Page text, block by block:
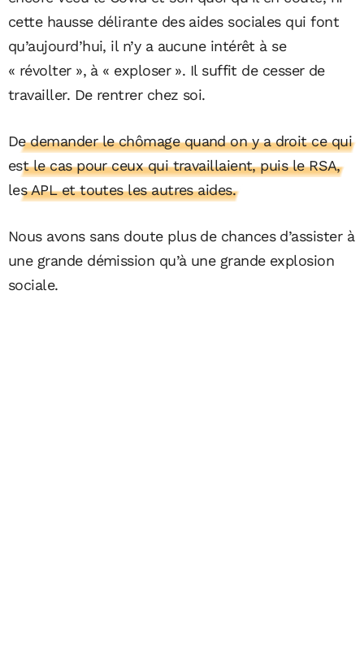
cette hausse délirante des aides sociales qui font
qu’aujourd’hui, il n’y a aucune intérêt à se
« révolter », à « exploser ». Il suffit de cesser de
travailler. De rentrer chez soi.
De demander le chômage quand on y a droit ce qui
est le cas pour ceux qui travaillaient, puis le RSA,
les APL et toutes les autres aides.
Nous avons sans doute plus de chances d’assister à
une grande démission qu’à une grande explosion
sociale.